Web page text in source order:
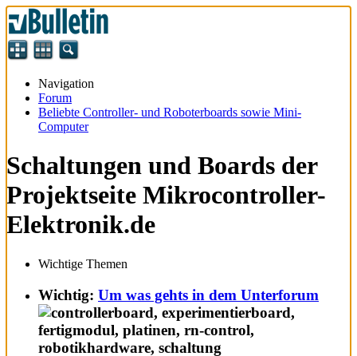
Navigation
Forum
Beliebte Controller- und Roboterboards sowie Mini-
Computer
Schaltungen und Boards der
Projektseite Mikrocontroller-
Elektronik.de
Wichtige Themen
Wichtig: Um was gehts in dem Unterforum